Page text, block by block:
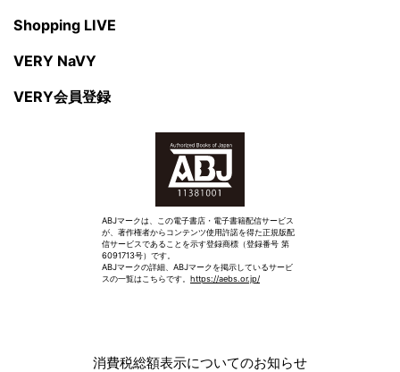
Shopping LIVE
VERY NaVY
VERY会員登録
ABJマークは、この電子書店・電子書籍配信サービス
が、著作権者からコンテンツ使用許諾を得た正規版配
信サービスであることを示す登録商標（登録番号 第
6091713号）です。
ABJマークの詳細、ABJマークを掲示しているサービ
スの一覧はこちらです。 https://aebs.or.jp/
消費税総額表示についてのお知らせ